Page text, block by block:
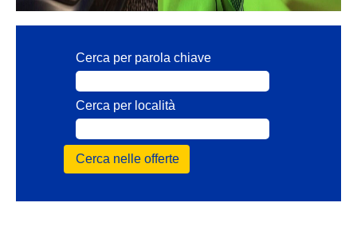
Cerca per parola chiave
Cerca per località